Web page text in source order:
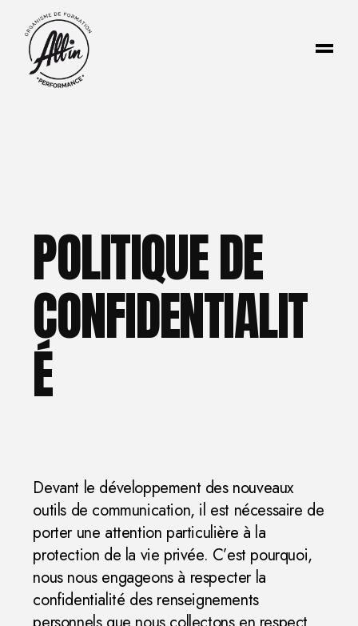
POLITIQUE DE
CONFIDENTIALIT
É
Devant le développement des nouveaux
outils de communication, il est nécessaire de
porter une attention particulière à la
protection de la vie privée. C’est pourquoi,
nous nous engageons à respecter la
confidentialité des renseignements